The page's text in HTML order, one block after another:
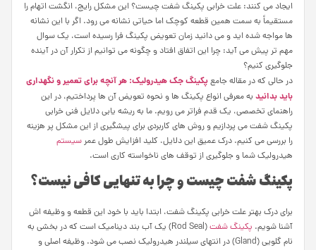
ایجاد می کنند: علت خرابی پکینگ شفت چیست؟ این مشکل رایج، انگشت اتهام را
مستقیماً به سمت همین قطعه کوچک اما حیاتی نشانه می رود. اگر با این نشانه
ها مواجه شده اید و می دانید زمان تعویض پکینگ فرا رسیده است، یک سوال
مهم تر پیش می آید: چرا این اتفاق افتاد و چگونه می توانیم از تکرار آن در آینده
جلوگیری کنیم؟
در حالی که در مقاله جامعپکینگ جک هیدرولیک: هر آنچه برای تعمیر و نگهداری
باید بدانید به معرفی انواع پکینگ ها و نحوه تعویض آن ها پرداختیم، در این
راهنمای تخصصی، یک قدم فراتر می رویم. ما به ریشه یابی دلایل فنی خرابی
پکینگ شفت می پردازیم و روش های کاربردی برای پیشگیری از این مشکل پر هزینه
را بررسی می کنیم. درک عمیق این دلایل، کلید افزایش طول عمرسیستم
هیدرولیک شما و جلوگیری از توقف های ناخواسته کاری است.
پکینگ شفت چیست و چرا به تنهایی کافی نیست؟
برای درک بهتر علت خرابی پکینگ شفت، ابتدا باید با خود این قطعه و وظیفه اش
آشنا شویم. پکینگ شفت
(Rod Seal) یک آب بند دینامیک است که در بخشی به
نام گلویی (Gland) در انتهای سیلندر هیدرولیک نصب می شود. وظیفه اصلی و